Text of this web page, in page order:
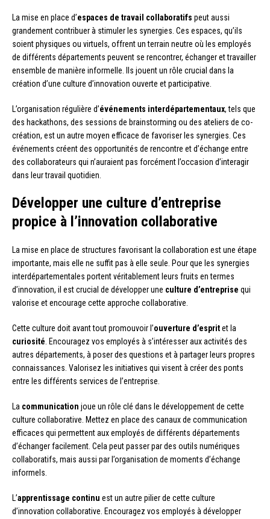
La mise en place d’espaces de travail collaboratifs peut aussi
grandement contribuer à stimuler les synergies. Ces espaces, qu’ils
soient physiques ou virtuels, offrent un terrain neutre où les employés
de différents départements peuvent se rencontrer, échanger et travailler
ensemble de manière informelle. Ils jouent un rôle crucial dans la
création d’une culture d’innovation ouverte et participative.
L’organisation régulière d’événements interdépartementaux, tels que
des hackathons, des sessions de brainstorming ou des ateliers de co-
création, est un autre moyen efficace de favoriser les synergies. Ces
événements créent des opportunités de rencontre et d’échange entre
des collaborateurs qui n’auraient pas forcément l’occasion d’interagir
dans leur travail quotidien.
Développer une culture d’entreprise
propice à l’innovation collaborative
La mise en place de structures favorisant la collaboration est une étape
importante, mais elle ne suffit pas à elle seule. Pour que les synergies
interdépartementales portent véritablement leurs fruits en termes
d’innovation, il est crucial de développer une culture d’entreprise qui
valorise et encourage cette approche collaborative.
Cette culture doit avant tout promouvoir l’ouverture d’espritet la
curiosité. Encouragez vos employés à s’intéresser aux activités des
autres départements, à poser des questions et à partager leurs propres
connaissances. Valorisez les initiatives qui visent à créer des ponts
entre les différents services de l’entreprise.
La communication joue un rôle clé dans le développement de cette
culture collaborative. Mettez en place des canaux de communication
efficaces qui permettent aux employés de différents départements
d’échanger facilement. Cela peut passer par des outils numériques
collaboratifs, mais aussi par l’organisation de moments d’échange
informels.
L’apprentissage continu est un autre pilier de cette culture
d’innovation collaborative. Encouragez vos employés à développer